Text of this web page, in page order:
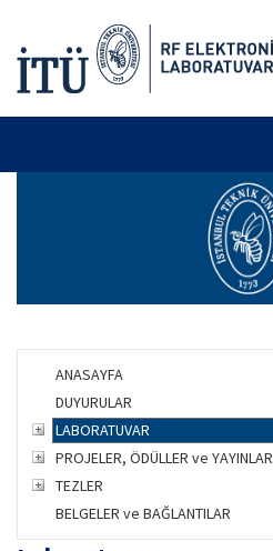
ANASAYFA
DUYURULAR
LABORATUVAR
PROJELER, ÖDÜLLER ve YAYINLAR
TEZLER
BELGELER ve BAĞLANTILAR